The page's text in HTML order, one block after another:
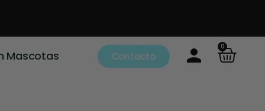
Mascotas Contacto
0